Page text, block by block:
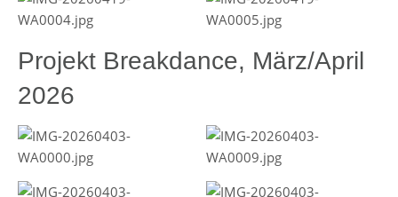
Projekt Breakdance, März/April
2026